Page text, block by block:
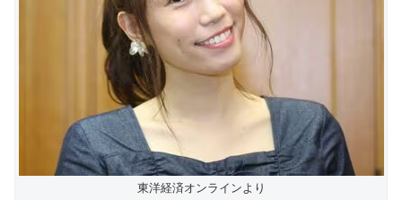
東洋経済オンラインより